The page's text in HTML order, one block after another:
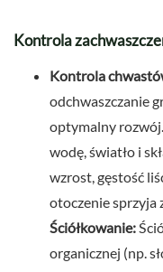
Kontrola
Kontrola
odchwaszczanie
optymalny
wodę, światło i
wzrost, gęstość
otoczenie sprzyja
Ściółkowanie:
organicznej (np.